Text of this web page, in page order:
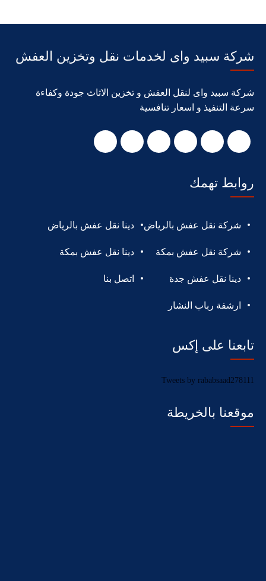
شركة سبيد واى لخدمات نقل وتخزين العفش
شركة سبيد واى لنقل العفش و تخزين الاثاث جودة وكفاءة
سرعة التنفيذ و اسعار تنافسية
روابط تهمك
شركة نقل عفش بالرياض دينا نقل عفش بالرياض
شركة نقل عفش بمكة دينا نقل عفش بمكة
دينا نقل عفش جدة اتصل بنا
ارشفة رباب النشار
تابعنا على إكس
Tweets by rababsaad278111
موقعنا بالخريطة